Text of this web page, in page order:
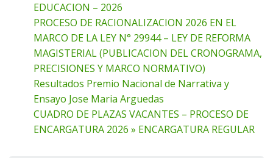
EDUCACION – 2026
PROCESO DE RACIONALIZACION 2026 EN EL
MARCO DE LA LEY N° 29944 – LEY DE REFORMA
MAGISTERIAL (PUBLICACION DEL CRONOGRAMA,
PRECISIONES Y MARCO NORMATIVO)
Resultados Premio Nacional de Narrativa y
Ensayo Jose Maria Arguedas
CUADRO DE PLAZAS VACANTES – PROCESO DE
ENCARGATURA 2026 » ENCARGATURA REGULAR